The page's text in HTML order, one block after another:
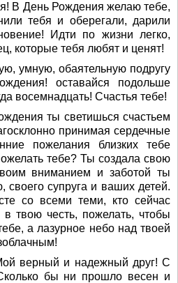
В День Рождения желаю тебе,
тебя и оберегали, дарили
Идти по жизни легко,
которые тебя любят и ценят!
умную, обаятельную подругу
оставайся подольше
восемнадцать! Счастья тебе!
ты светишься счастьем
принимая сердечные
пожелания близких тебе
тебе? Ты создала свою
вниманием и заботой ты
супруга и ваших детей.
со всеми теми, кто сейчас
твою честь, пожелать, чтобы
а лазурное небо над твоей
верный и надежный друг! С
бы ни прошло весен и